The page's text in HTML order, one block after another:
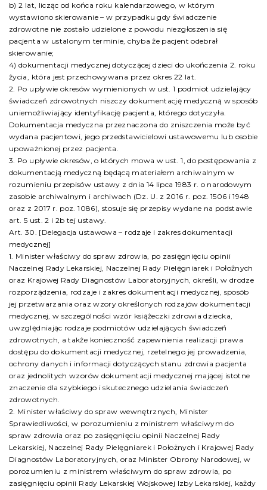
b) 2 lat, licząc od końca roku kalendarzowego, w którym
wystawiono skierowanie – w przypadku gdy świadczenie
zdrowotne nie zostało udzielone z powodu niezgłoszenia się
pacjenta w ustalonym terminie, chyba że pacjent odebrał
skierowanie;
4) dokumentacji medycznej dotyczącej dzieci do ukończenia 2. roku
życia, która jest przechowywana przez okres 22 lat.
2. Po upływie okresów wymienionych w ust. 1 podmiot udzielający
świadczeń zdrowotnych niszczy dokumentację medyczną w sposób
uniemożliwiający identyfikację pacjenta, którego dotyczyła.
Dokumentacja medyczna przeznaczona do zniszczenia może być
wydana pacjentowi, jego przedstawicielowi ustawowemu lub osobie
upoważnionej przez pacjenta.
3. Po upływie okresów, o których mowa w ust. 1, do postępowania z
dokumentacją medyczną będącą materiałem archiwalnym w
rozumieniu przepisów ustawy z dnia 14 lipca 1983 r. o narodowym
zasobie archiwalnym i archiwach (Dz. U. z 2016 r. poz. 1506 i 1948
oraz z 2017 r. poz. 1086), stosuje się przepisy wydane na podstawie
art. 5 ust. 2 i 2b tej ustawy.
Art. 30. [Delegacja ustawowa – rodzaje i zakres dokumentacji
medycznej]
1. Minister właściwy do spraw zdrowia, po zasięgnięciu opinii
Naczelnej Rady Lekarskiej, Naczelnej Rady Pielęgniarek i Położnych
oraz Krajowej Rady Diagnostów Laboratoryjnych, określi, w drodze
rozporządzenia, rodzaje i zakres dokumentacji medycznej, sposób
jej przetwarzania oraz wzory określonych rodzajów dokumentacji
medycznej, w szczególności wzór książeczki zdrowia dziecka,
uwzględniając rodzaje podmiotów udzielających świadczeń
zdrowotnych, a także konieczność zapewnienia realizacji prawa
dostępu do dokumentacji medycznej, rzetelnego jej prowadzenia,
ochrony danych i informacji dotyczących stanu zdrowia pacjenta
oraz jednolitych wzorów dokumentacji medycznej mającej istotne
znaczenie dla szybkiego i skutecznego udzielania świadczeń
zdrowotnych.
2. Minister właściwy do spraw wewnętrznych, Minister
Sprawiedliwości, w porozumieniu z ministrem właściwym do
spraw zdrowia oraz po zasięgnięciu opinii Naczelnej Rady
Lekarskiej, Naczelnej Rady Pielęgniarek i Położnych i Krajowej Rady
Diagnostów Laboratoryjnych, oraz Minister Obrony Narodowej, w
porozumieniu z ministrem właściwym do spraw zdrowia, po
zasięgnięciu opinii Rady Lekarskiej Wojskowej Izby Lekarskiej, każdy